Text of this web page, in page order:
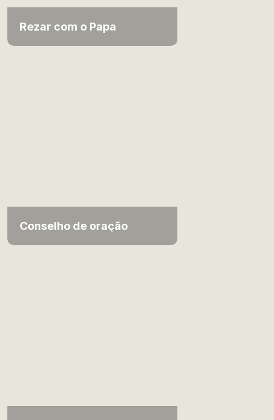
Rezar com o Papa
Conselho de oração